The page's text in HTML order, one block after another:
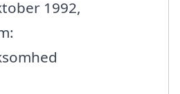
1992,